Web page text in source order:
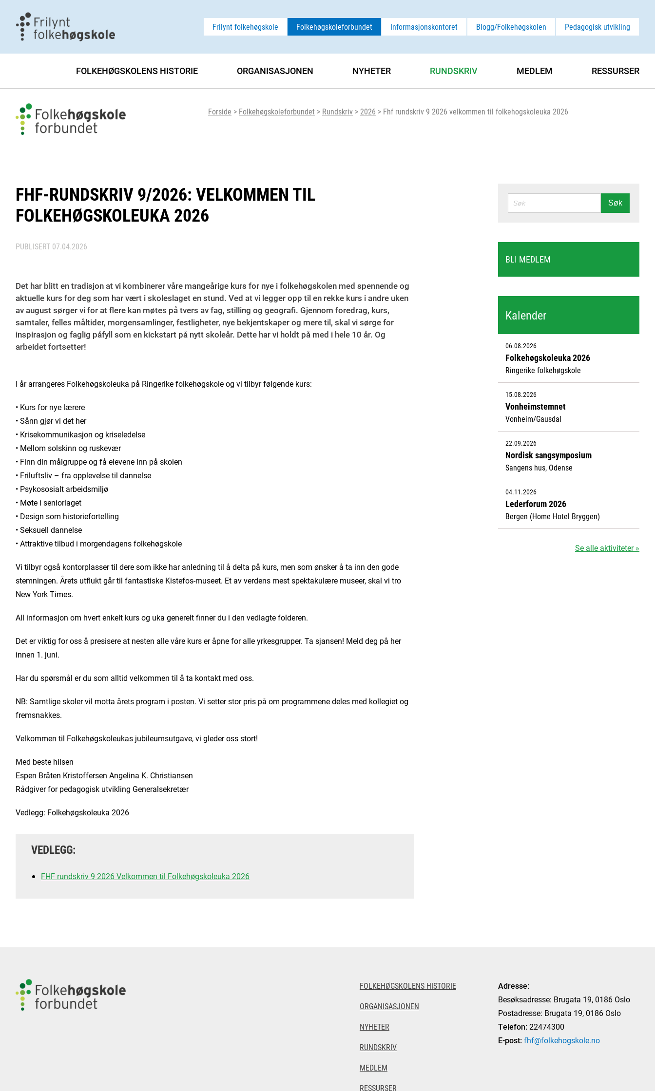
Frilynt folkehøgskole Folkehøgskoleforbundet Informasjonskontoret Blogg/Folkehøgskolen Pedagogisk utvikling
Forside > Folkehøgskoleforbundet > Rundskriv > 2026 > Fhf rundskriv 9 2026 velkommen til folkehogskoleuka 2026
FOLKEHØGSKOLENS HISTORIE ORGANISASJONEN NYHETER RUNDSKRIV MEDLEM RESSURSER
FHF-RUNDSKRIV 9/2026: VELKOMMEN TIL
FOLKEHØGSKOLEUKA 2026
PUBLISERT 07.04.2026
Det har blitt en tradisjon at vi kombinerer våre mangeårige kurs for nye i folkehøgskolen med spennende og
aktuelle kurs for deg som har vært i skoleslaget en stund. Ved at vi legger opp til en rekke kurs i andre uken
av august sørger vi for at flere kan møtes på tvers av fag, stilling og geografi. Gjennom foredrag, kurs,
samtaler, felles måltider, morgensamlinger, festligheter, nye bekjentskaper og mere til, skal vi sørge for
inspirasjon og faglig påfyll som en kickstart på nytt skoleår. Dette har vi holdt på med i hele 10 år. Og
arbeidet fortsetter!
I år arrangeres Folkehøgskoleuka på Ringerike folkehøgskole og vi tilbyr følgende kurs:
• Kurs for nye lærere
• Sånn gjør vi det her
• Krisekommunikasjon og kriseledelse
• Mellom solskinn og ruskevær
• Finn din målgruppe og få elevene inn på skolen
• Friluftsliv – fra opplevelse til dannelse
• Psykososialt arbeidsmiljø
• Møte i seniorlaget
• Design som historiefortelling
• Seksuell dannelse
• Attraktive tilbud i morgendagens folkehøgskole
Vi tilbyr også kontorplasser til dere som ikke har anledning til å delta på kurs, men som ønsker å ta inn den gode
stemningen. Årets utflukt går til fantastiske Kistefos-museet. Et av verdens mest spektakulære museer, skal vi tro
New York Times.
All informasjon om hvert enkelt kurs og uka generelt finner du i den vedlagte folderen.
Det er viktig for oss å presisere at nesten alle våre kurs er åpne for alle yrkesgrupper. Ta sjansen! Meld deg på her
innen 1. juni.
Har du spørsmål er du som alltid velkommen til å ta kontakt med oss.
NB: Samtlige skoler vil motta årets program i posten. Vi setter stor pris på om programmene deles med kollegiet og
fremsnakkes.
Velkommen til Folkehøgskoleukas jubileumsutgave, vi gleder oss stort!
Med beste hilsen
Espen Bråten Kristoffersen Angelina K. Christiansen
Rådgiver for pedagogisk utvikling Generalsekretær
Vedlegg: Folkehøgskoleuka 2026
VEDLEGG:
FHF rundskriv 9 2026 Velkommen til Folkehøgskoleuka 2026
SØK Søk
BLI MEDLEM
Kalender
06.08.2026
Folkehøgskoleuka 2026
Ringerike folkehøgskole
15.08.2026
Vonheimstemnet
Vonheim/Gausdal
22.09.2026
Nordisk sangsymposium
Sangens hus, Odense
04.11.2026
Lederforum 2026
Bergen (Home Hotel Bryggen)
Se alle aktiviteter »
FOLKEHØGSKOLENS HISTORIE
ORGANISASJONEN
NYHETER
RUNDSKRIV
MEDLEM
RESSURSER
Adresse:
Besøksadresse: Brugata 19, 0186 Oslo
Postadresse: Brugata 19, 0186 Oslo
Telefon: 22474300
E-post: fhf@folkehogskole.no